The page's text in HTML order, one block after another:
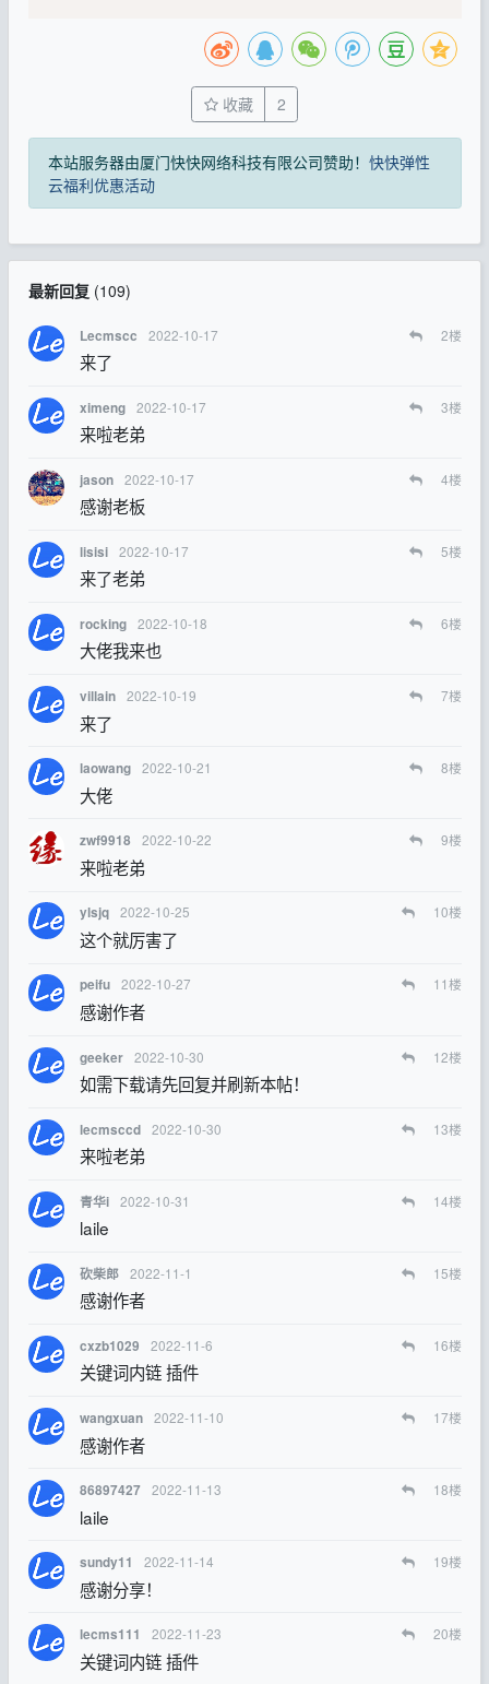
收藏 2
本站服务器由厦门快快网络科技有限公司赞助！ 快快弹性
云福利优惠活动
最新回复(109)
Lecmscc 2022-10-17 2楼
来了
ximeng 2022-10-17 3楼
来啦老弟
jason 2022-10-17 4楼
感谢老板
lisisi 2022-10-17 5楼
来了老弟
rocking 2022-10-18 6楼
大佬我来也
villain 2022-10-19 7楼
来了
laowang 2022-10-21 8楼
大佬
zwf9918 2022-10-22 9楼
来啦老弟
ylsjq 2022-10-25 10楼
这个就厉害了
peifu 2022-10-27 11楼
感谢作者
geeker 2022-10-30 12楼
如需下载请先回复并刷新本帖！
lecmsccd 2022-10-30 13楼
来啦老弟
青华i 2022-10-31 14楼
laile
砍柴郎 2022-11-1 15楼
感谢作者
cxzb1029 2022-11-6 16楼
关键词内链 插件
wangxuan 2022-11-10 17楼
感谢作者
86897427 2022-11-13 18楼
laile
sundy11 2022-11-14 19楼
感谢分享！
lecms111 2022-11-23 20楼
关键词内链 插件